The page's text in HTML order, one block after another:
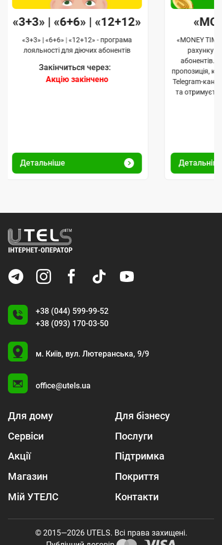
«3+3» | «6+6» | «12+12»
«3+3» | «6+6» | «12+12» - програма
лояльності для діючих абонентів
Закінчиться через:
Акцію закінчено
Детальніше
«MONEY
рахунку
абонентів.
пропозиція,
Telegram-
та
+38 (044) 599-99-52
+38 (093) 170-03-50
U
м. Київ, вул. Лютеранська, 9/9
office@utels.ua
Для дому
Для бізнесу
Сервіси
Послуги
Акції
Підтримка
Магазин
Покриття
Мій УТЕЛС
Контакти
© 2015—2026 UTELS. Всі права захищені.